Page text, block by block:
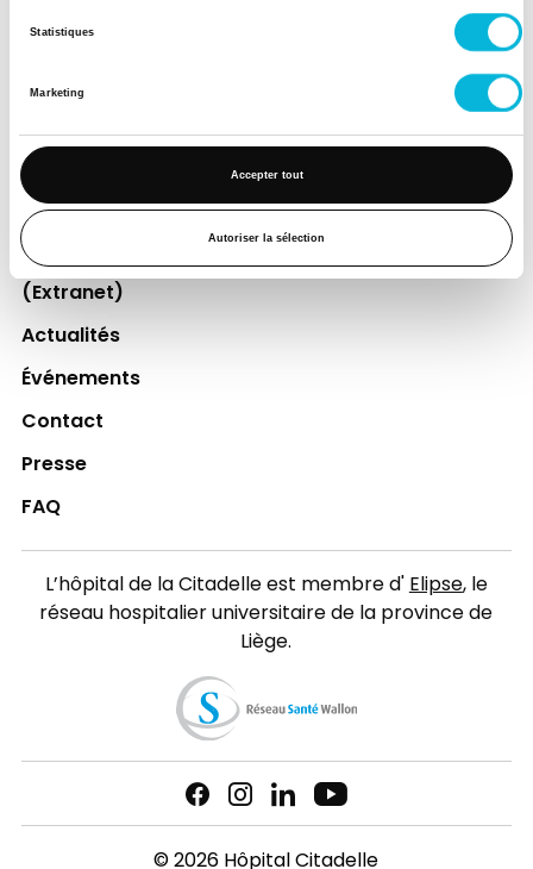
Statistiques
Marketing
Accepter tout
Autoriser la sélection
Espace Patient
Professionnels de la santé
Jobs
Accès collaborateurs et médecins Citadelle
(Extranet)
Actualités
Événements
Contact
Presse
FAQ
L’hôpital de la Citadelle est membre d'Elipse, le
réseau hospitalier universitaire de la province de
Liège.
© 2026 Hôpital Citadelle